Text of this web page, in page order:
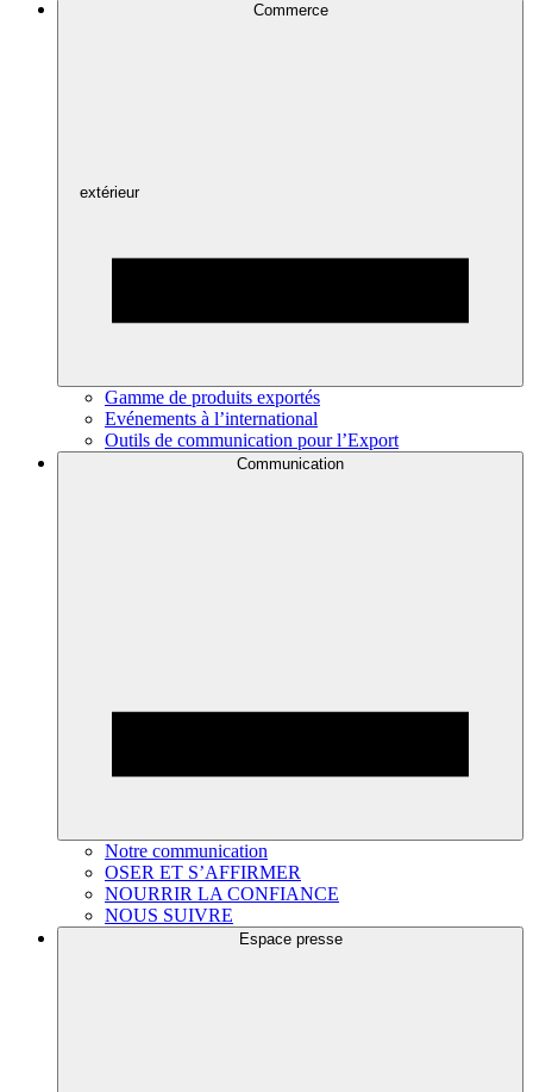
Commerce
extérieur
Gamme de produits exportés
Evénements à l’international
Outils de communication pour l’Export
Communication
Notre communication
OSER ET S’AFFIRMER
NOURRIR LA CONFIANCE
NOUS SUIVRE
Espace presse